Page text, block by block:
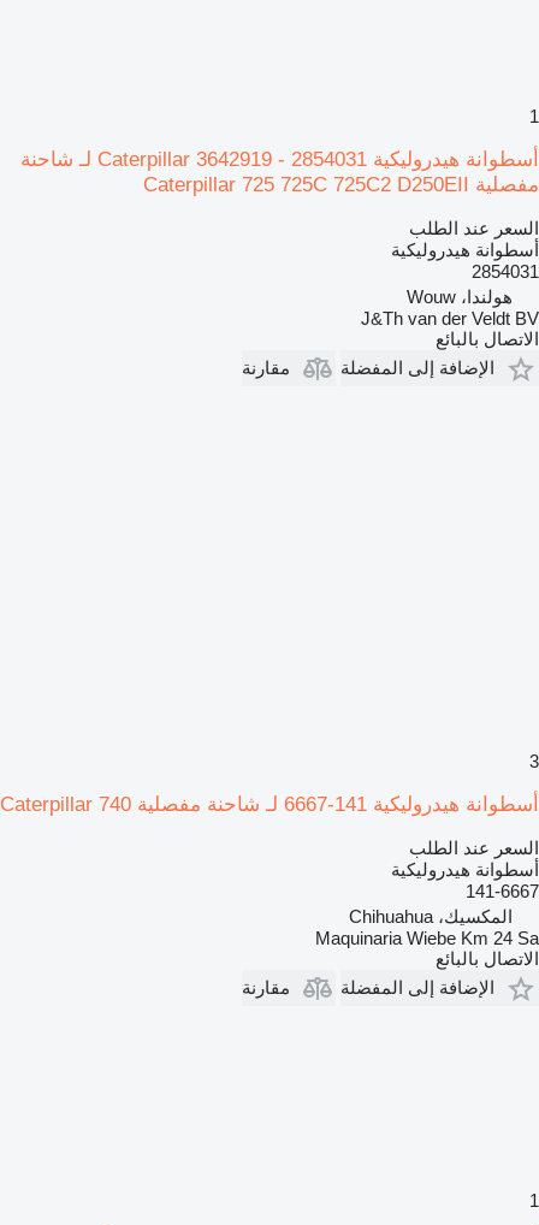
1
أسطوانة هيدروليكية Caterpillar 3642919 - 2854031 لـ شاحنة
مفصلية Caterpillar 725 725C 725C2 D250EII
السعر عند الطلب
أسطوانة هيدروليكية
2854031
هولندا، Wouw
J&Th van der Veldt BV
الاتصال بالبائع
الإضافة إلى المفضلة
مقارنة
3
أسطوانة هيدروليكية 141-6667 لـ شاحنة مفصلية Caterpillar 740
السعر عند الطلب
أسطوانة هيدروليكية
141-6667
المكسيك، Chihuahua
Maquinaria Wiebe Km 24 Sa
الاتصال بالبائع
الإضافة إلى المفضلة
مقارنة
1